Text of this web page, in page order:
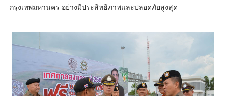
กรุงเทพมหานคร อย่างมีประสิทธิภาพและปลอดภัยสูงสุด